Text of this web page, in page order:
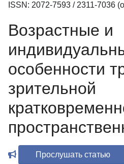
ISSN: 2072-7593 / 2311-7036
Возрастные и
особенности
зрительной
Прослушать статью